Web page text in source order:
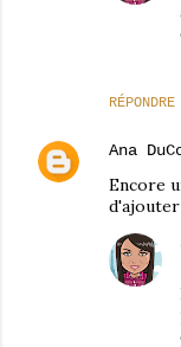
RÉPONDRE
Ana
Encore
d'ajouter